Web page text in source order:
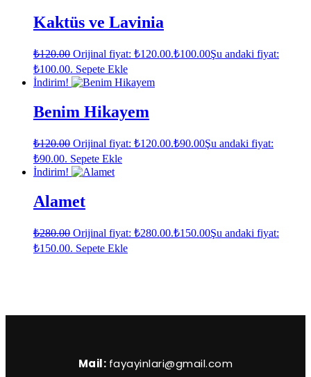
Kaktüs ve Lavinia
₺120.00 Orijinal fiyat: ₺120.00.₺100.00Şu andaki fiyat:
₺100.00. Sepete Ekle
İndirim!
Benim Hikayem
₺120.00 Orijinal fiyat: ₺120.00.₺90.00Şu andaki fiyat:
₺90.00. Sepete Ekle
İndirim!
Alamet
₺280.00 Orijinal fiyat: ₺280.00.₺150.00Şu andaki fiyat:
₺150.00. Sepete Ekle
Mail: fayayinlari@gmail.com